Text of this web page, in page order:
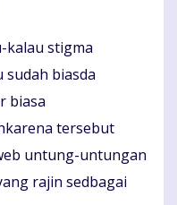
kalau stigma
biasda
biasa
tersebut
untung-untungan
rajin sedbagai